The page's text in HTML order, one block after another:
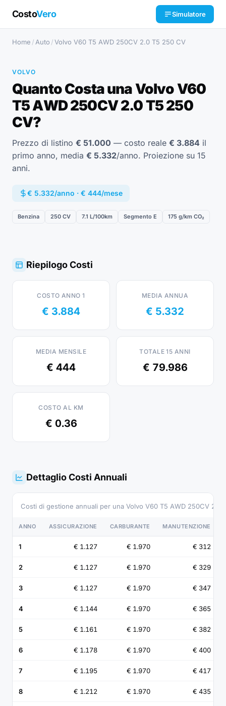
CostoVero Simulatore
Home / Auto /Volvo V60 T5 AWD 250CV 2.0 T5 250 CV
VOLVO
Quanto Costa una Volvo V60
T5 AWD 250CV 2.0 T5 250
CV?
Prezzo di listino € 51.000 — costo reale € 3.884 il
primo anno, media € 5.332/anno. Proiezione su 15
anni.
€ 5.332/anno · € 444/mese
Benzina 250 CV 7.1 L/100km Segmento E 175 g/km CO₂
Riepilogo Costi
COSTO ANNO 1
€ 3.884
MEDIA ANNUA
€ 5.332
MEDIA MENSILE
€ 444
TOTALE 15 ANNI
€ 79.986
COSTO AL KM
€ 0.36
Dettaglio Costi Annuali
Costi di gestione annuali per una Volvo V60 T5 AWD 250CV
ANNO ASSICURAZIONE CARBURANTE MANUTENZIONE
1 € 1.127 € 1.970 € 312
2 € 1.127 € 1.970 € 329
3 € 1.127 € 1.970 € 347
4 € 1.144 € 1.970 € 365
5 € 1.161 € 1.970 € 382
6 € 1.178 € 1.970 € 400
7 € 1.195 € 1.970 € 417
8 € 1.212 € 1.970 € 435